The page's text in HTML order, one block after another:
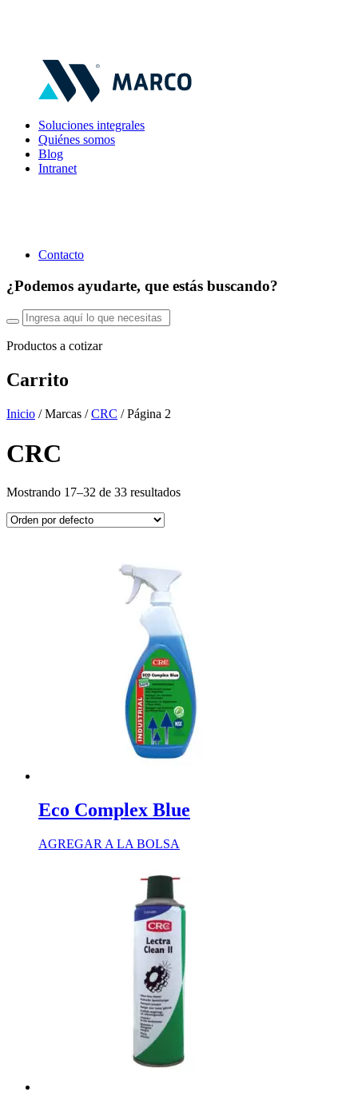
Soluciones integrales
Quiénes somos
Blog
Intranet
Contacto
¿Podemos ayudarte, que estás buscando?
Productos a cotizar
Carrito
Inicio / Marcas /CRC / Página 2
CRC
Mostrando 17–32 de 33 resultados
Eco Complex Blue
AGREGAR A LA BOLSA